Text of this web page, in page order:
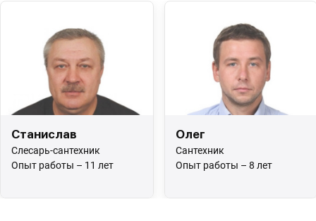
Станислав
Слесарь-сантехник
Опыт работы – 11 лет
Олег
Сантехник
Опыт работы – 8 лет